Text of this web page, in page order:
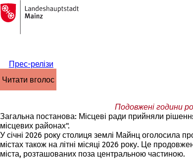
Перейти до змісту
На
головну
сторінку
Прес-релізи
читати вголос
Подовжені години
Загальна постанова: Місцеві ради прийняли
місцевих районах".
У січні 2026 року столиця землі Майнц оголосила
містах також на літні місяці 2026 року. Це
міста, розташованих поза центральною частиною.